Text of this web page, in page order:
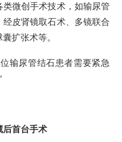
微创手术技术，如输尿管
皮肾镜取石术、多镜联合
扩张术等。
输尿管结石患者需要紧急
后首台手术